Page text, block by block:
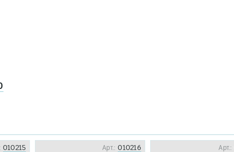
010215 Арт.:010216 Арт.: